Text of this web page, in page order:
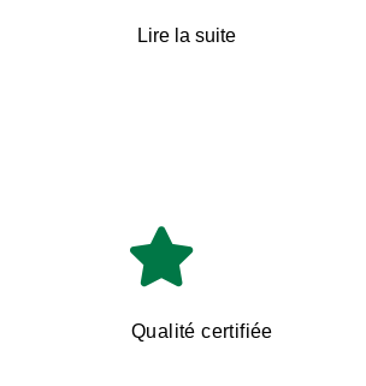
Lire la suite
Qualité certifiée